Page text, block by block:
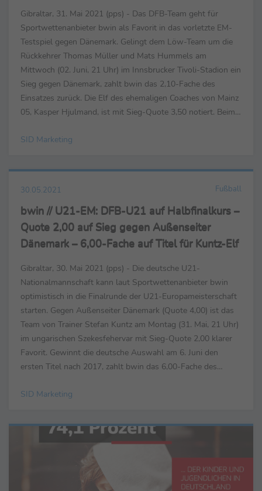
Gibraltar, 31. Mai 2021 (pps) - Das DFB-Team geht für
Sportwettenanbieter bwin als Favorit in das vorletzte EM-
Testspiel gegen Dänemark. Gelingt dem Löw-Team um die
Rückkehrer Thomas Müller und Mats Hummels am
Mittwoch (02. Juni, 21 Uhr) im Innsbrucker Tivoli-Stadion ein
Sieg gegen Dänemark, zahlt bwin das 2,10-Fache des
Einsatzes zurück. Die Elf des ehemaligen Coaches von Mainz
05, Kasper Hjulmand, ist mit Sieg-Quote 3,50 notiert. Beim
SID Marketing
30.05.2021 Fußball
bwin // U21-EM: DFB-U21 auf Halbfinalkurs –
Quote 2,00 auf Sieg gegen Außenseiter
Dänemark – 6,00-Fache auf Titel für Kuntz-Elf
Gibraltar, 30. Mai 2021 (pps) - Die deutsche U21-
Nationalmannschaft kann laut Sportwettenanbieter bwin
optimistisch in die Finalrunde der U21-Europameisterschaft
starten. Gegen Außenseiter Dänemark (Quote 4,00) ist das
Team von Trainer Stefan Kuntz am Montag (31. Mai, 21 Uhr)
im ungarischen Szekesfehervar mit Sieg-Quote 2,00 klarer
Favorit. Gewinnt die deutsche Auswahl am 6. Juni den
ersten Titel nach 2017, zahlt bwin das 6,00-Fache des
SID Marketing